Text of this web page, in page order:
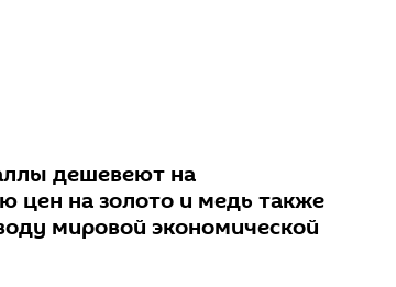
дешевеют на
цен на золото и медь также
мировой экономической